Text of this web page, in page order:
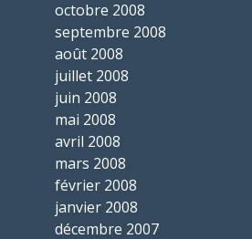
octobre 2008
septembre 2008
août 2008
juillet 2008
juin 2008
mai 2008
avril 2008
mars 2008
février 2008
janvier 2008
décembre 2007